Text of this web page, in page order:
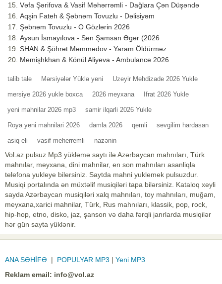
Vəfa Şərifova & Vasif Məhərrəmli - Dağlara Çən Düşəndə
Aqşin Fateh & Şəbnəm Tovuzlu - Dəlisiyəm
Şəbnəm Tovuzlu - O Gözlərin 2026
Aysun İsmayılova - Sən Şamsan Əgər (2026
SHAN & Şöhrət Məmmədov - Yaram Öldürməz
Memişhkhan & Könül Aliyeva - Ambulance 2026
talib tale Mərsiyələr Yüklə yeni Uzeyir Mehdizade 2026 Yukle
mersiye 2026 yukle boxca 2026 meyxana Ifrat 2026 Yukle
yeni mahnilar 2026 mp3 samir ilqarli 2026 Yukle
Roya yeni mahnilari 2026 damla 2026 qemli sevgilim hardasan
asiq eli vasif meherremli nazənin
Vol.az pulsuz Mp3 yükləmə saytı ilə Azərbaycan mahnıları, Türk
mahnılar, meyxana, dini mahnilar, en son mahnıları asanliqla
telefona yukleye bilersiniz. Saytda mahni yuklemek pulsuzdur.
Musiqi portalında ən müxtəlif musiqiləri tapa bilərsiniz. Kataloq xeyli
sayda Azərbaycan musiqiləri xalq mahnıları, toy mahnıları, muğam,
meyxana,xarici mahnilar, Türk, Rus mahnıları, klassik, pop, rock,
hip-hop, etno, disko, jaz, şanson və daha fərqli janrlarda musiqilər
hər gün sayta yüklənir.
ANA SƏHİFƏ | POPULYAR MP3 | Yeni MP3
Reklam email: info@vol.az